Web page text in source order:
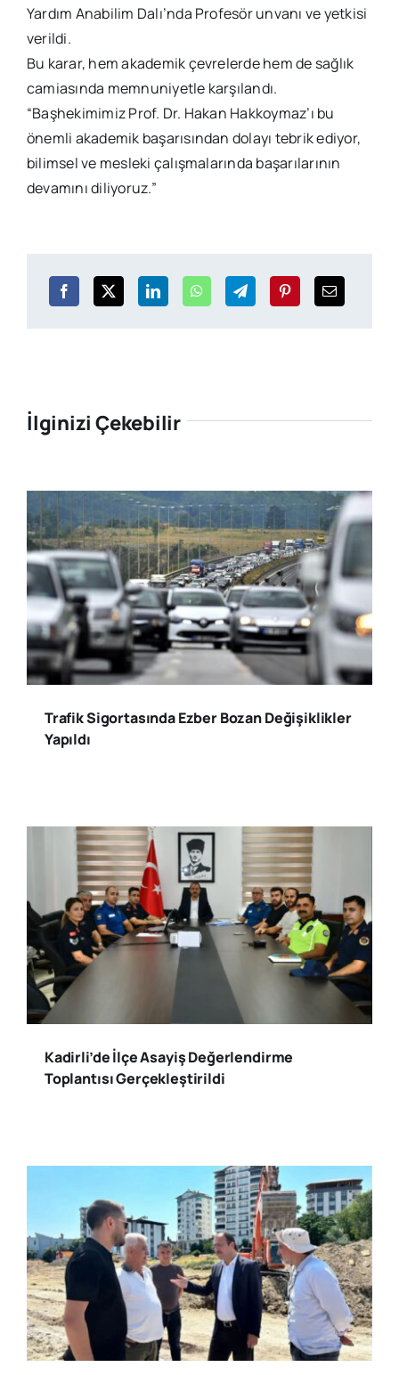
Yardım Anabilim Dalı’nda Profesör unvanı ve yetkisi
verildi.
Bu karar, hem akademik çevrelerde hem de sağlık
camiasında memnuniyetle karşılandı.
“Başhekimimiz Prof. Dr. Hakan Hakkoymaz’ı bu
önemli akademik başarısından dolayı tebrik ediyor,
bilimsel ve mesleki çalışmalarında başarılarının
devamını diliyoruz.”
İlginizi Çekebilir
Trafik Sigortasında Ezber Bozan Değişiklikler
Yapıldı
Kadirli’de İlçe Asayiş Değerlendirme
Toplantısı Gerçekleştirildi